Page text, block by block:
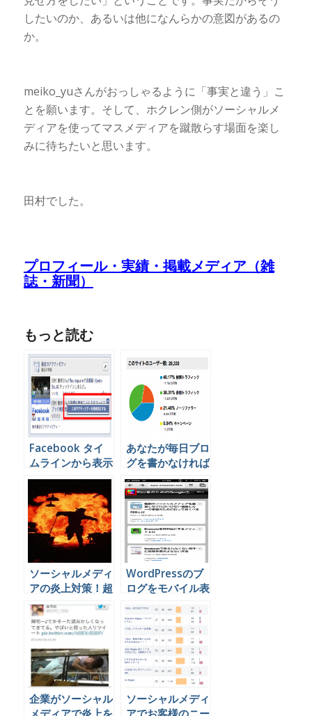
したいのか、あるいは他になんらかの意図があるの
か。
meiko_yuさんがおっしゃるように「事実と違う」こ
とを願います。そして、ホクレン側がソーシャルメ
ディアを使ってマスメディアを蹴散らす場面を楽し
みに待ちたいと思います。
田村でした。
プロフィール・実績・掲載メディア（雑
誌・新聞）
もっと読む
Facebook タイ
ムラインから表示
させたくないアク
ティビティを消す
方法
あなたが毎日ブロ
グを書かなければ
いけない3つの理
由
ソーシャルメディ
アの炎上対策！超
迅速に切り抜けた
この事例に学べ！
WordPressのブ
ログをモバイル表
グイン
企業がソーシャル
ソーシャルメディ